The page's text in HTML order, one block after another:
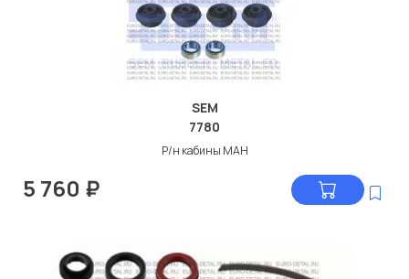
SEM
7780
Р/н кабины МАН
5 760 ₽